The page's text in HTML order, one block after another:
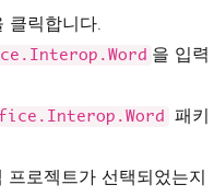
릭합니다.
을 입력
패키
로젝트가 선택되었는지